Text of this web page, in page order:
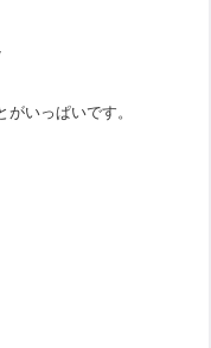
いっぱいです。